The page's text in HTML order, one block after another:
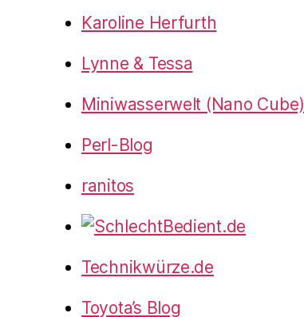
Karoline Herfurth
Lynne & Tessa
Miniwasserwelt (Nano Cube)
Perl-Blog
ranitos
Technikwürze.de
Toyota’s Blog